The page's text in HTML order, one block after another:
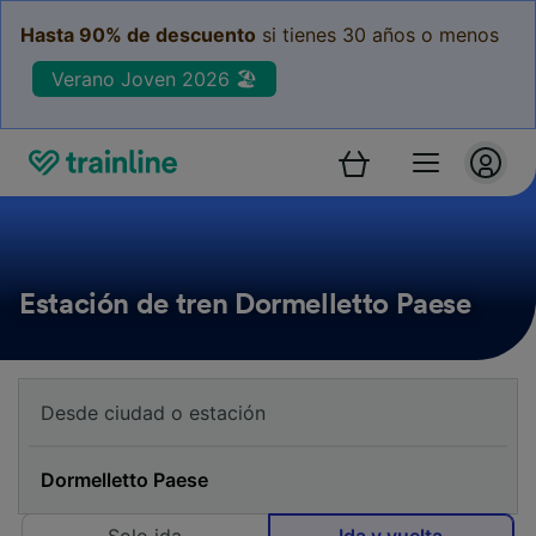
Hasta 90% de descuento si tienes 30 años o menos
Verano Joven 2026 🏖️
Estación de tren Dormelletto Paese